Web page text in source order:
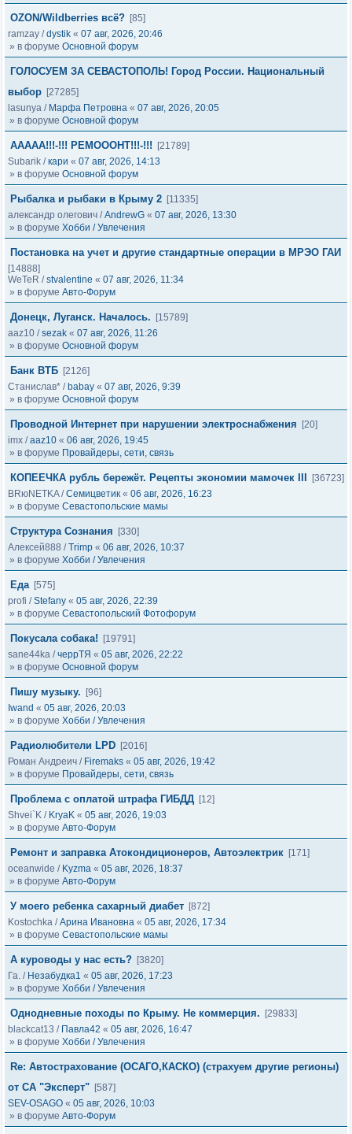
OZON/Wildberries всё? [85]
ramzay /dystik « 07 авг, 2026, 20:46
» в форуме Основной форум
ГОЛОСУЕМ ЗА СЕВАСТОПОЛЬ! Город России. Национальный
выбор [27285]
lasunya / Марфа Петровна « 07 авг, 2026, 20:05
» в форуме Основной форум
ААААА!!!-!!! РЕМОООНТ!!!-!!!
[21789]
Subarik /кари « 07 авг, 2026, 14:13
» в форуме Основной форум
Рыбалка и рыбаки в Крыму 2 [11335]
александр олегович /AndrewG « 07 авг, 2026, 13:30
» в форуме Хобби / Увлечения
Постановка на учет и другие стандартные операции в МРЭО ГАИ
[14888]
WeTeR /stvalentine « 07 авг, 2026, 11:34
» в форуме Авто-Форум
Донецк, Луганск. Началось.
[15789]
aaz10 /sezak « 07 авг, 2026, 11:26
» в форуме Основной форум
Банк ВТБ [2126]
Станислав* / babay « 07 авг, 2026, 9:39
» в форуме Основной форум
Проводной Интернет при нарушении электроснабжения
[20]
imx /aaz10 « 06 авг, 2026, 19:45
» в форуме Провайдеры, сети, связь
КОПЕЕЧКА рубль бережёт. Рецепты экономии мамочек III
[36723]
BRюNETKA/Семицветик « 06 авг, 2026, 16:23
» в форуме Севастопольские мамы
Структура Сознания
[330]
Алексей888 /Trimp « 06 авг, 2026, 10:37
» в форуме Хобби / Увлечения
Еда [575]
profi /Stefany « 05 авг, 2026, 22:39
» в форуме Севастопольский Фотофорум
Покусала собака!
[19791]
sane44ka /черрТЯ « 05 авг, 2026, 22:22
» в форуме Основной форум
Пишу музыку.
[96]
Iwand « 05 авг, 2026, 20:03
» в форуме Хобби / Увлечения
Радиолюбители LPD [2016]
Роман Андреич / Firemaks « 05 авг, 2026, 19:42
» в форуме Провайдеры, сети, связь
Проблема с оплатой штрафа ГИБДД [12]
Shvei`K / KryaK « 05 авг, 2026, 19:03
» в форуме Авто-Форум
Ремонт и заправка Атокондиционеров, Автоэлектрик [171]
oceanwide / Kyzma « 05 авг, 2026, 18:37
» в форуме Авто-Форум
У моего ребенка сахарный диабет [872]
Kostochka /Арина Ивановна « 05 авг, 2026, 17:34
» в форуме Севастопольские мамы
А куроводы у нас есть? [3820]
Га. / Незабудка1 « 05 авг, 2026, 17:23
» в форуме Хобби / Увлечения
Однодневные походы по Крыму. Не коммерция.
[29833]
blackcat13 / Павла42 « 05 авг, 2026, 16:47
» в форуме Хобби / Увлечения
Re: Автострахование (ОСАГО,КАСКО) (страхуем другие регионы)
от СА "Эксперт" [587]
SEV-OSAGO « 05 авг, 2026, 10:03
» в форуме Авто-Форум